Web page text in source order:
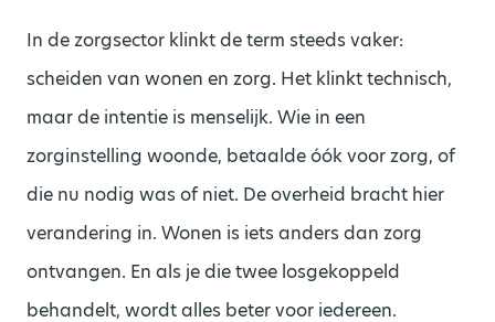
In de zorgsector klinkt de term steeds vaker:
scheiden van wonen en zorg. Het klinkt technisch,
maar de intentie is menselijk. Wie in een
zorginstelling woonde, betaalde óók voor zorg, of
die nu nodig was of niet. De overheid bracht hier
verandering in. Wonen is iets anders dan zorg
ontvangen. En als je die twee losgekoppeld
behandelt, wordt alles beter voor iedereen.